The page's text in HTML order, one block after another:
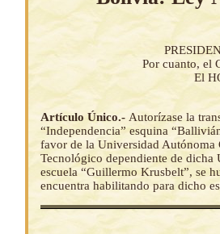
Por cuanto, el
El
Artículo Único.- Autorízase la
“Independencia” esquina
favor de la Universidad
Tecnológico dependiente de dicha
escuela “Guillermo Krusbelt”, se
encuentra habilitando para dicho